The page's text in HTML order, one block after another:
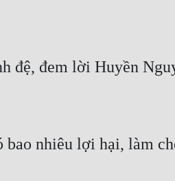
đệ, đem lời Huyền
nhiêu lợi hại, làm